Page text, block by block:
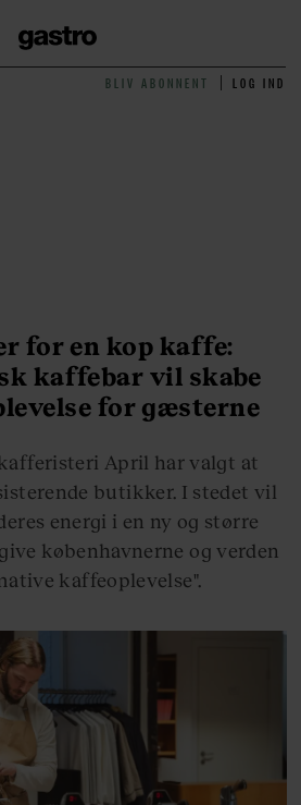
BLIV ABONNENT LOG IND
for en kop kaffe:
kaffebar vil skabe
for gæsterne
April har valgt at
butikker. I stedet vil
energi i en ny og større
københavnerne og verden
kaffeoplevelse".